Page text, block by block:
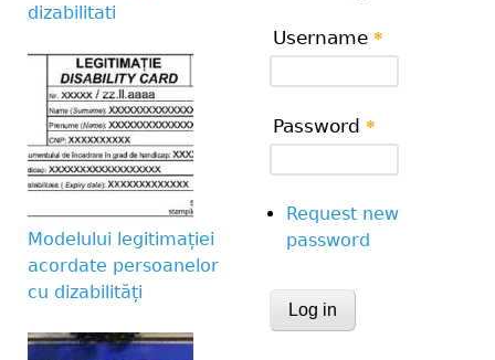
dizabilitati
Modelului legitimației
acordate persoanelor
cu dizabilități
Username *
Password *
Request new
password
CAPTCHA